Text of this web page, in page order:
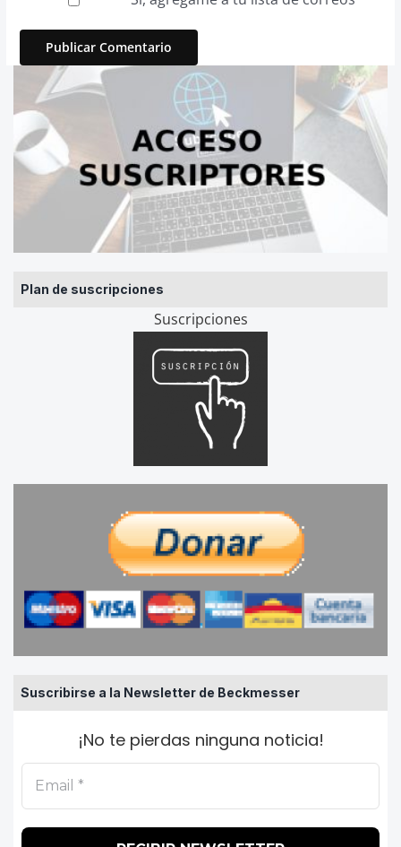
Plan de suscripciones
Suscripciones
Suscribirse a la Newsletter de Beckmesser
¡No te pierdas ninguna noticia!